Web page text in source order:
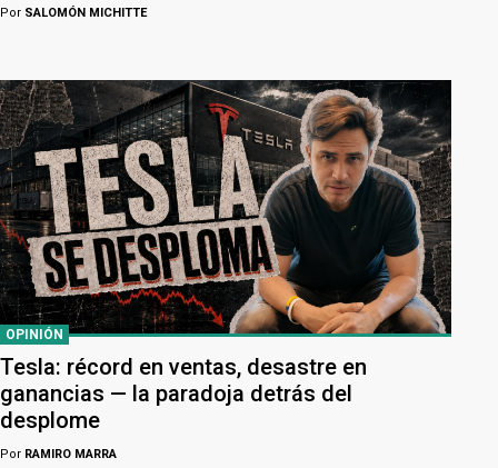
Por SALOMÓN MICHITTE
OPINIÓN
Tesla: récord en ventas, desastre en
ganancias — la paradoja detrás del
desplome
Por RAMIRO MARRA